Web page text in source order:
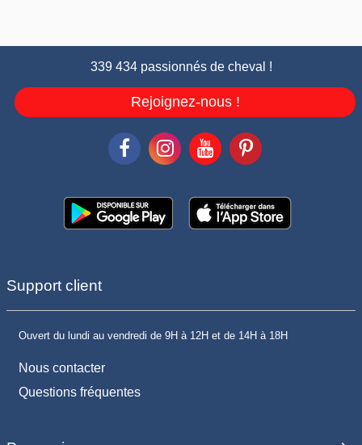
339 434 passionnés de cheval !
Rejoignez-nous !
Support client
Ouvert du lundi au vendredi de 9H à 12H et de 14H à 18H
Nous contacter
Questions fréquentes